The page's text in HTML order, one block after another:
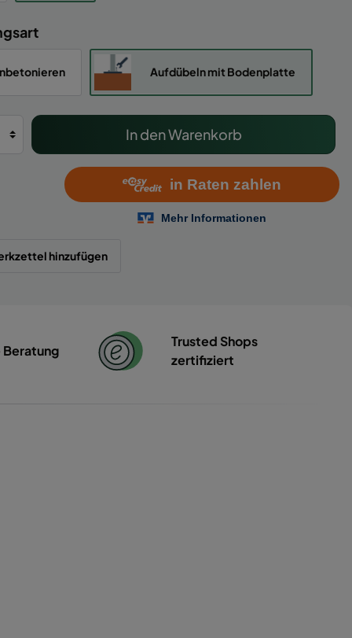
Aufdübeln mit Bodenplatte
In den Warenkorb
hinzufügen
Beratung
Trusted Shops
zertifiziert